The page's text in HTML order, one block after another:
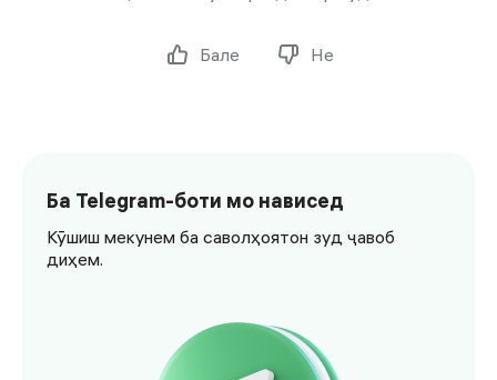
Бале Не
Ба Telegram-боти мо нависед
Кӯшиш мекунем ба саволҳоятон зуд ҷавоб
диҳем.